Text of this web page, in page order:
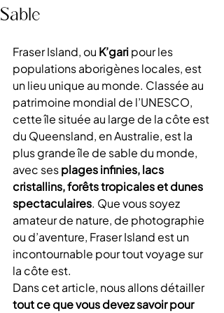
Sable
Fraser Island, ou K’gari pour les
populations aborigènes locales, est
un lieu unique au monde. Classée au
patrimoine mondial de l’UNESCO,
cette île située au large de la côte est
du Queensland, en Australie, est la
plus grande île de sable du monde,
avec ses plages infinies, lacs
cristallins, forêts tropicales et dunes
spectaculaires. Que vous soyez
amateur de nature, de photographie
ou d’aventure, Fraser Island est un
incontournable pour tout voyage sur
la côte est.
Dans cet article, nous allons détailler
tout ce que vous devez savoir pour